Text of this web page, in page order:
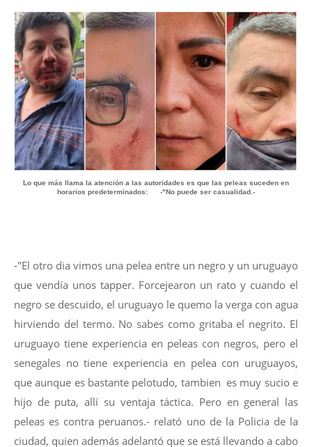
Lo que más llama la atención a las autoridades es que las peleas suceden en
horarios predeterminados: -"No puede ser casualidad.-
-"El otro dia vimos una pelea entre un negro y un uruguayo
que vendía unos tapper. Forcejearon un rato y cuando el
negro se descuido, el uruguayo le quemo la verga con agua
hirviendo del termo. No sabes como gritaba el negrito. El
uruguayo tiene experiencia en peleas con negros, pero el
senegales no tiene experiencia en pelea con uruguayos,
que aunque es bastante pelotudo, tambien es muy sucio e
hijo de puta, allí su ventaja táctica. Pero en general las
peleas es contra peruanos.- relató uno de la Policia de la
ciudad, quien además adelantó que se está llevando a cabo